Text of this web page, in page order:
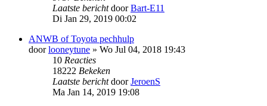
Laatste berichtdoorBart-E11
Di Jan 29, 2019 00:02
ANWB of Toyota pechhulp
doorlooneytune » Wo Jul 04, 2018 19:43
10 Reacties
18222 Bekeken
Laatste berichtdoorJeroenS
Ma Jan 14, 2019 19:08